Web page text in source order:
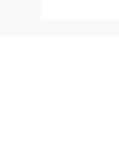
Gare de St